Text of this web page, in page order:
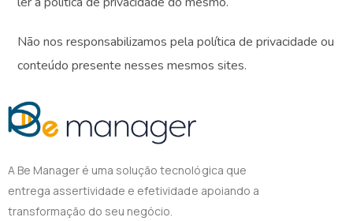
Não nos responsabilizamos pela política de privacidade ou
conteúdo presente nesses mesmos sites.
A Be Manager é uma solução tecnológica que
entrega assertividade e efetividade apoiando a
transformação do seu negócio.